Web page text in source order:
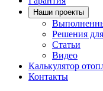
Наши проекты
Решения
Статьи
Видео
Калькулятор
Контакты